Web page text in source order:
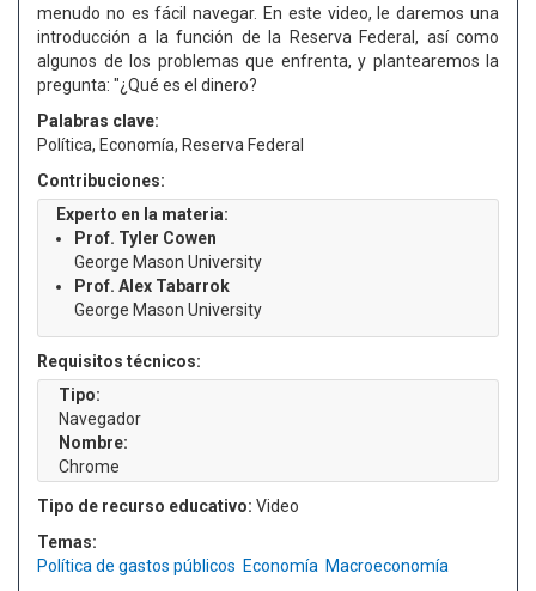
menudo no es fácil navegar. En este video, le daremos una
introducción a la función de la Reserva Federal, así como
algunos de los problemas que enfrenta, y plantearemos la
pregunta: "¿Qué es el dinero?
Palabras clave:
Política, Economía, Reserva Federal
Contribuciones:
Experto en la materia:
Prof. Tyler Cowen
George Mason University
Prof. Alex Tabarrok
George Mason University
Requisitos técnicos:
Tipo:
Navegador
Nombre:
Chrome
Tipo de recurso educativo: Video
Temas:
Política de gastos públicos Economía Macroeconomía